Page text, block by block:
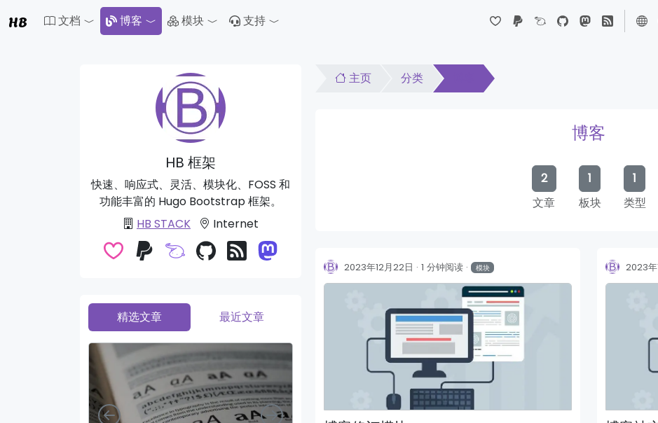
HB 文档 博客 Toggle Dropdown
模块 Toggle Dropdown
支持 Toggle Dropdown
主页 分类
博客
2
文章
1
板块
1
类型
2023年12月22日 1 分钟阅读 模块 2023年
HB 框架
快速、响应式、灵活、模块化、FOSS 和
功能丰富的 Hugo Bootstrap 框架。
HB STACK
Internet
精选文章 最近文章
向左 向右